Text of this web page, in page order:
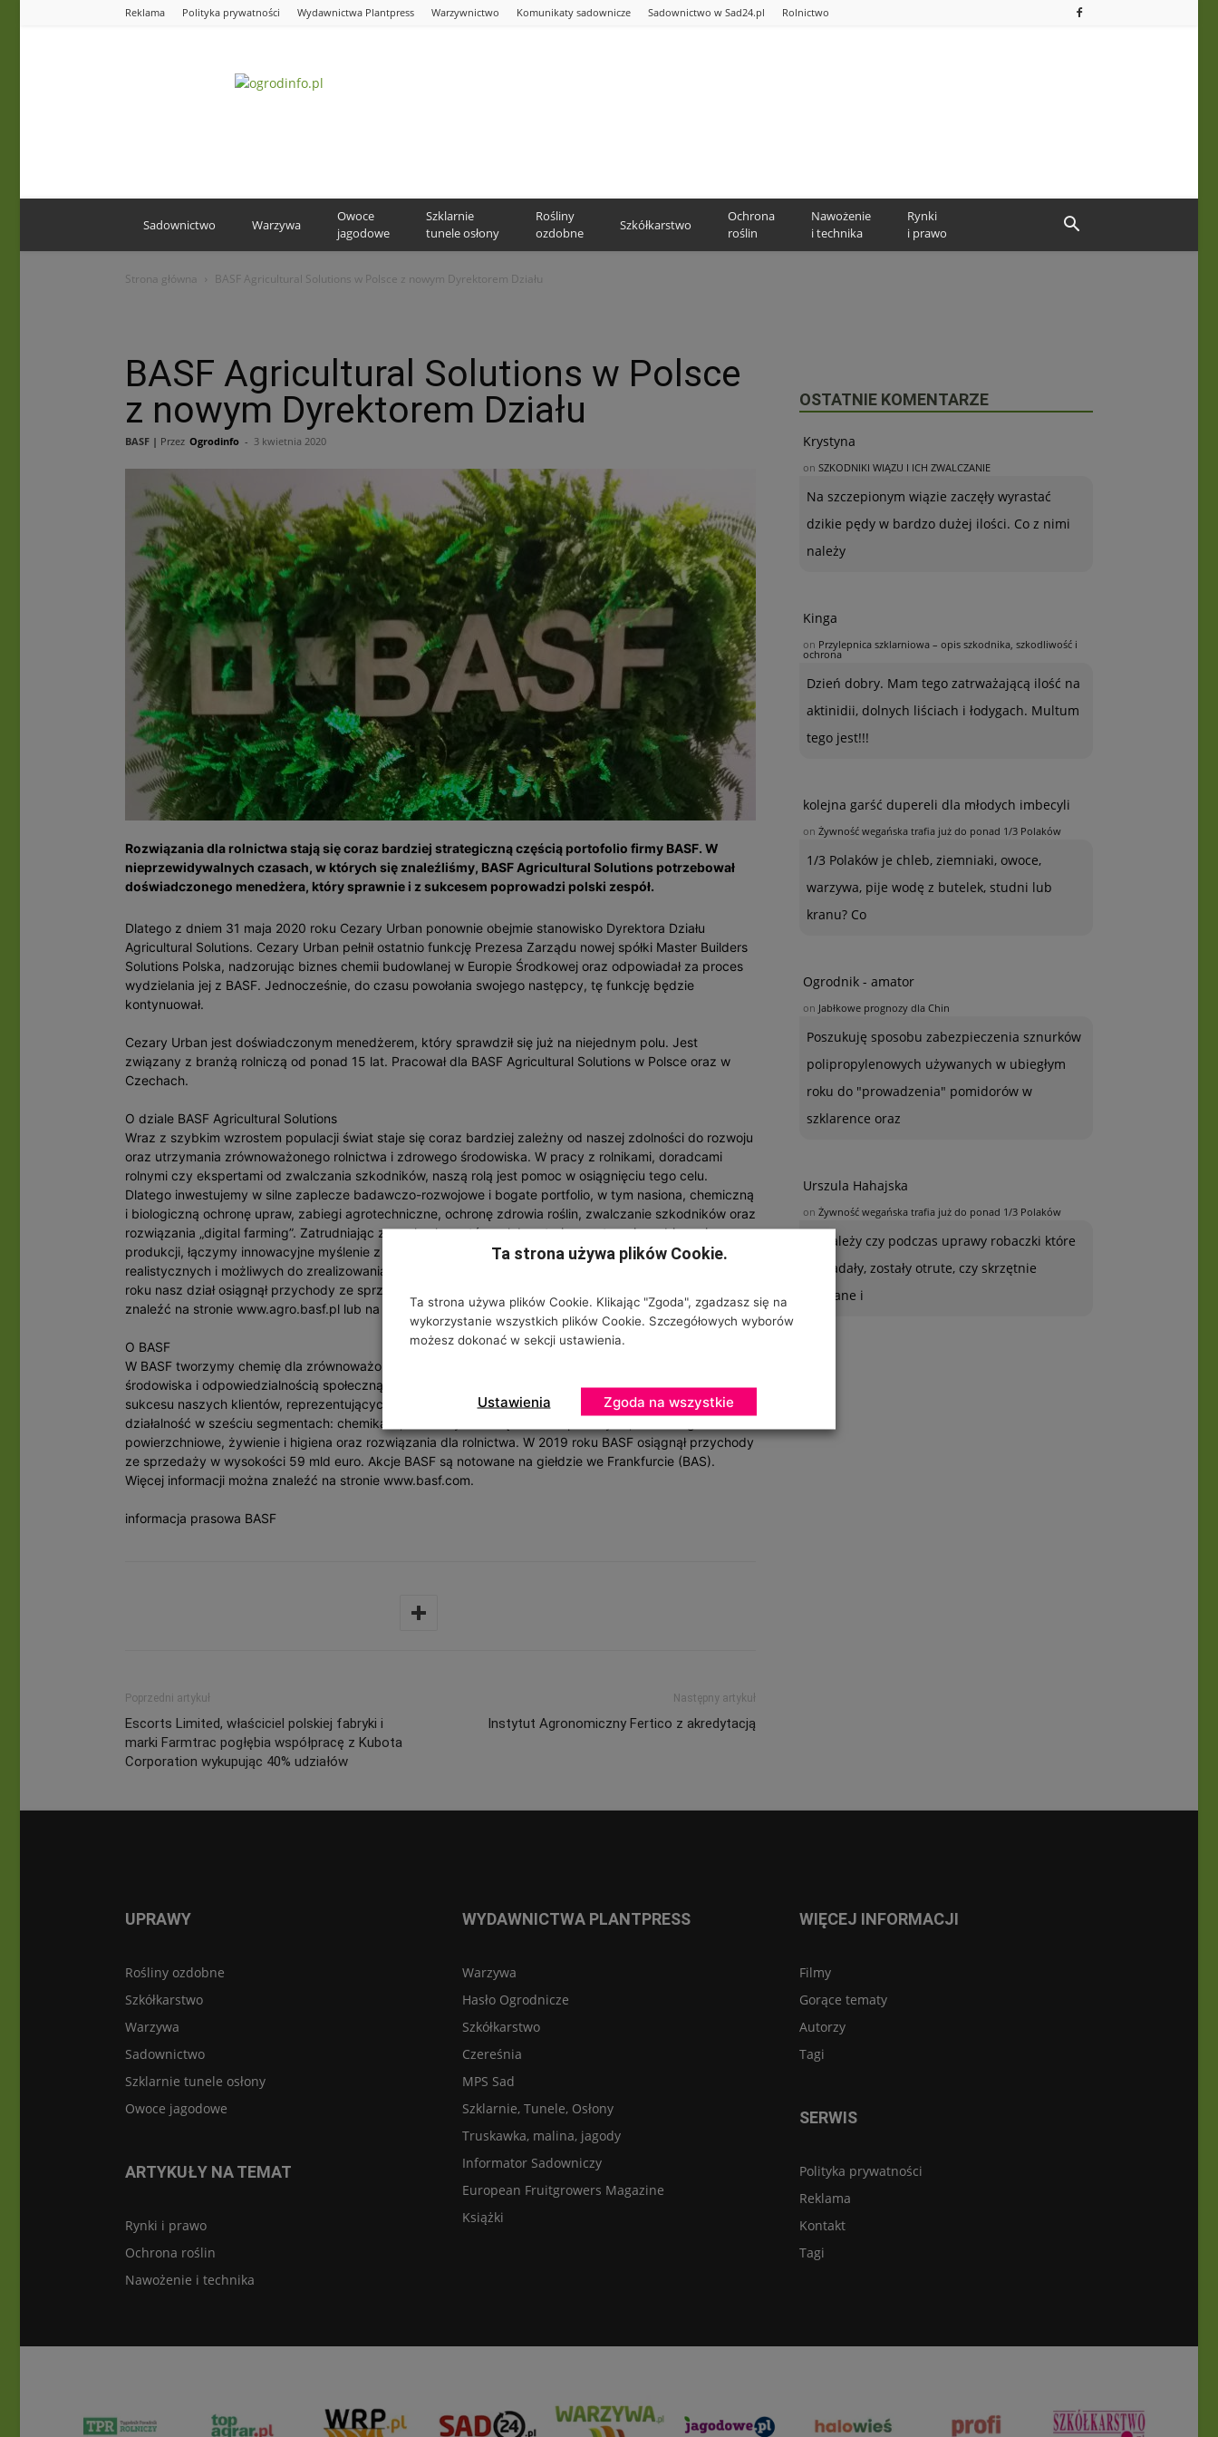
Reklama Polityka prywatności Wydawnictwa Plantpress Warzywnictwo Komunikaty sadownicze Sadownictwo w Sad24.pl Rolnictwo
Sadownictwo Warzywa
Owoce
jagodowe
Szklarnie
tunele osłony
Rośliny
ozdobne
Szkółkarstwo
Ochrona
roślin
Nawożenie
i technika
Rynki
i prawo
Strona główna BASF Agricultural Solutions w Polsce z nowym Dyrektorem Działu
BASF Agricultural Solutions w Polsce
z nowym Dyrektorem Działu
BASF | Przez Ogrodinfo - 3 kwietnia 2020
Rozwiązania dla rolnictwa stają się coraz bardziej strategiczną częścią portofolio firmy BASF. W
nieprzewidywalnych czasach, w których się znaleźliśmy, BASF Agricultural Solutions potrzebował
doświadczonego menedżera, który sprawnie i z sukcesem poprowadzi polski zespół.
Dlatego z dniem 31 maja 2020 roku Cezary Urban ponownie obejmie stanowisko Dyrektora Działu
Agricultural Solutions. Cezary Urban pełnił ostatnio funkcję Prezesa Zarządu nowej spółki Master Builders
Solutions Polska, nadzorując biznes chemii budowlanej w Europie Środkowej oraz odpowiadał za proces
wydzielania jej z BASF. Jednocześnie, do czasu powołania swojego następcy, tę funkcję będzie
kontynuował.
Cezary Urban jest doświadczonym menedżerem, który sprawdził się już na niejednym polu. Jest
związany z branżą rolniczą od ponad 15 lat. Pracował dla BASF Agricultural Solutions w Polsce oraz w
Czechach.
O dziale BASF Agricultural Solutions
Wraz z szybkim wzrostem populacji świat staje się coraz bardziej zależny od naszej zdolności do rozwoju
oraz utrzymania zrównoważonego rolnictwa i zdrowego środowiska. W pracy z rolnikami, doradcami
rolnymi czy ekspertami od zwalczania szkodników, naszą rolą jest pomoc w osiągnięciu tego celu.
Dlatego inwestujemy w silne zaplecze badawczo-rozwojowe i bogate portfolio, w tym nasiona, chemiczną
i biologiczną ochronę upraw, zabiegi agrotechniczne, ochronę zdrowia roślin, zwalczanie szkodników oraz
rozwiązania „digital farming”. Zatrudniając zespoły ekspertów w laboratorium, w terenie, w biurze i na
produkcji, łączymy innowacyjne myślenie z konkretnymi, praktycznymi działaniami w celu stworzenia
realistycznych i możliwych do zrealizowania pomysłów – dla rolników, społeczeństwa i planety. W 2019
roku nasz dział osiągnął przychody ze sprzedaży w wysokości 7,8 mld EUR. Więcej informacji można
znaleźć na stronie www.agro.basf.pl lub na naszych kanałach w mediach społecznościowych.
O BASF
W BASF tworzymy chemię dla zrównoważonej przyszłości. Łączymy sukces gospodarczy z ochroną
środowiska i odpowiedzialnością społeczną. Około 117 000 pracowników Grupy BASF przyczynia się do
sukcesu naszych klientów, reprezentujących niemal wszystkie branże i kraje świata. Prowadzimy
działalność w sześciu segmentach: chemikalia, materiały i rozwiązania dla przemysłu, technologie
powierzchniowe, żywienie i higiena oraz rozwiązania dla rolnictwa. W 2019 roku BASF osiągnął przychody
ze sprzedaży w wysokości 59 mld euro. Akcje BASF są notowane na giełdzie we Frankfurcie (BAS).
Więcej informacji można znaleźć na stronie www.basf.com.
informacja prasowa BASF
Poprzedni artykuł
Escorts Limited, właściciel polskiej fabryki i
marki Farmtrac pogłębia współpracę z Kubota
Corporation wykupując 40% udziałów
Następny artykuł
Instytut Agronomiczny Fertico z akredytacją
OSTATNIE KOMENTARZE
Krystyna
on SZKODNIKI WIĄZU I ICH ZWALCZANIE
Na szczepionym wiązie zaczęły wyrastać
dzikie pędy w bardzo dużej ilości. Co z nimi
należy
Kinga
on Przylepnica szklarniowa – opis szkodnika, szkodliwość i
ochrona
Dzień dobry. Mam tego zatrważającą ilość na
aktinidii, dolnych liściach i łodygach. Multum
tego jest!!!
kolejna garść dupereli dla młodych imbecyli
on Żywność wegańska trafia już do ponad 1/3 Polaków
1/3 Polaków je chleb, ziemniaki, owoce,
warzywa, pije wodę z butelek, studni lub
kranu? Co
Ogrodnik - amator
on Jabłkowe prognozy dla Chin
Poszukuję sposobu zabezpieczenia sznurków
polipropylenowych używanych w ubiegłym
roku do "prowadzenia" pomidorów w
szklarence oraz
Urszula Hahajska
on Żywność wegańska trafia już do ponad 1/3 Polaków
To zależy czy podczas uprawy robaczki które
ją zjadały, zostały otrute, czy skrzętnie
zebrane i
UPRAWY
Rośliny ozdobne
Szkółkarstwo
Warzywa
Sadownictwo
Szklarnie tunele osłony
Owoce jagodowe
ARTYKUŁY NA TEMAT
Rynki i prawo
Ochrona roślin
Nawożenie i technika
WYDAWNICTWA PLANTPRESS
Warzywa
Hasło Ogrodnicze
Szkółkarstwo
Czereśnia
MPS Sad
Szklarnie, Tunele, Osłony
Truskawka, malina, jagody
Informator Sadowniczy
European Fruitgrowers Magazine
Książki
WIĘCEJ INFORMACJI
Filmy
Gorące tematy
Autorzy
Tagi
SERWIS
Polityka prywatności
Reklama
Kontakt
Tagi
Ta strona używa plików Cookie.
Ta strona używa plików Cookie. Klikając "Zgoda", zgadzasz się na
wykorzystanie wszystkich plików Cookie. Szczegółowych wyborów
możesz dokonać w sekcji ustawienia.
Ustawienia Zgoda na wszystkie